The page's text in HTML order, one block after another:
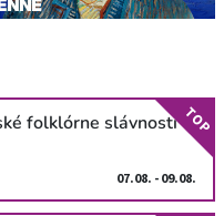
folklórne slávnosti
07.08. - 09.08.
TOP